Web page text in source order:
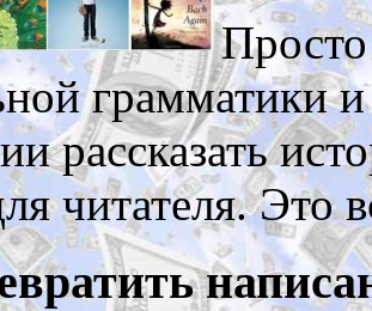
грамматики
рассказать
читателя. Это